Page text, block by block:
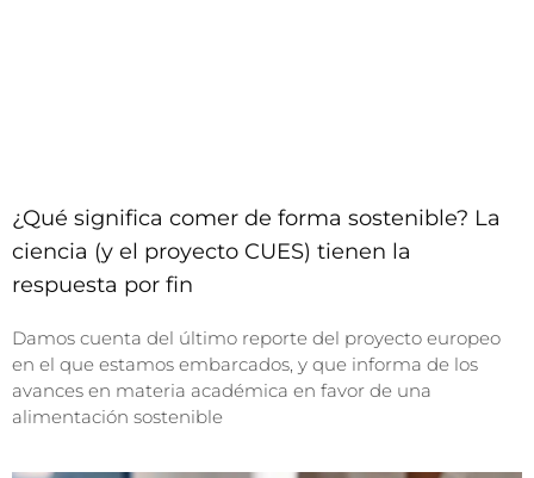
¿Qué significa comer de forma sostenible? La
ciencia (y el proyecto CUES) tienen la
respuesta por fin
Damos cuenta del último reporte del proyecto europeo
en el que estamos embarcados, y que informa de los
avances en materia académica en favor de una
alimentación sostenible